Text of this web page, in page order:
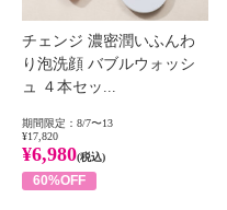
チェンジ 濃密潤いふんわ
り泡洗顔 バブルウォッシ
ュ ４本セッ...
期間限定：8/7〜13
¥17,820
¥6,980(税込)
60%OFF